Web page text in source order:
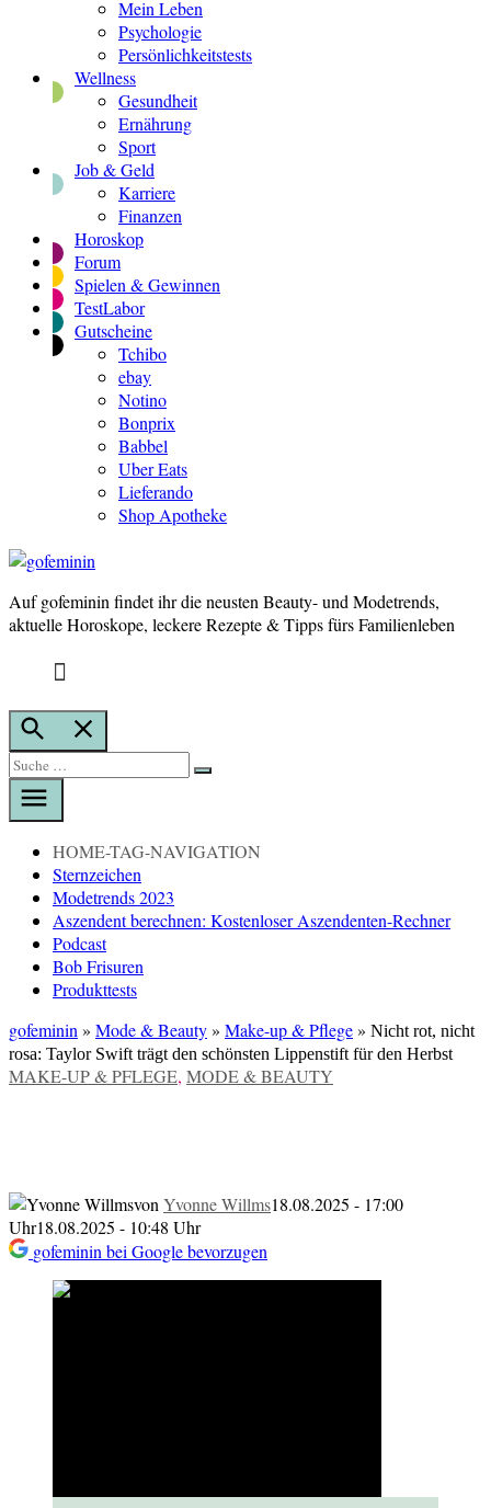
Mein Leben
Psychologie
Persönlichkeitstests
Wellness
Gesundheit
Ernährung
Sport
Job & Geld
Karriere
Finanzen
Horoskop
Forum
Spielen & Gewinnen
TestLabor
Gutscheine
Tchibo
ebay
Notino
Bonprix
Babbel
Uber Eats
Lieferando
Shop Apotheke
gofeminin
Auf gofeminin findet ihr die neusten Beauty- und Modetrends,
aktuelle Horoskope, leckere Rezepte & Tipps fürs Familienleben
Suche
öffnen
Suche
nach:
Suche
HOME-TAG-NAVIGATION
Sternzeichen
Modetrends 2023
Aszendent berechnen: Kostenloser Aszendenten-Rechner
Podcast
Bob Frisuren
Produkttests
gofeminin » Mode & Beauty» Make-up & Pflege» Nicht rot, nicht
rosa: Taylor Swift trägt den schönsten Lippenstift für den Herbst
VERÖFFENTLICHT
MAKE-UP & PFLEGE, MODE & BEAUTY
von Yvonne Willms18.08.2025 - 17:00
Uhr18.08.2025 - 10:48 Uhr
gofeminin bei Google bevorzugen